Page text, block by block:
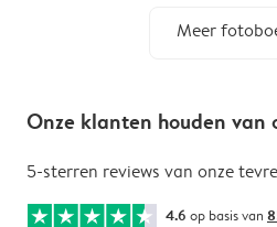
Meer
Onze klanten houden van
5-sterren reviews van onze
4.6 op basis van